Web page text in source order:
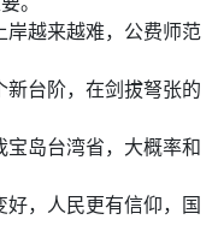
岸越来越难，公费师范
台阶，在剑拔弩张的
岛台湾省，大概率和
，人民更有信仰，国